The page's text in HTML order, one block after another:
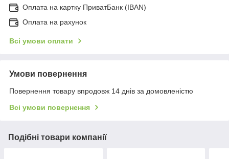
Оплата на картку ПриватБанк (IBAN)
Оплата на рахунок
Всі умови оплати
Умови повернення
Повернення товару впродовж 14 днів за домовленістю
Всі умови повернення
Подібні товари компанії